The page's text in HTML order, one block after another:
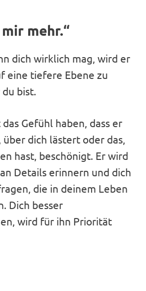
mehr.“
dich wirklich mag, wird er
eine tiefere Ebene zu
bist.
Gefühl haben, dass er
dich lästert oder das,
hast, beschönigt. Er wird
Details erinnern und dich
die in deinem Leben
Dich besser
wird für ihn Priorität